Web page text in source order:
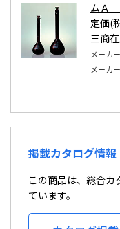
ムＡ
定価(
三商在
メーカ
メーカ
掲載カタログ情報
この商品は、総合
ています。